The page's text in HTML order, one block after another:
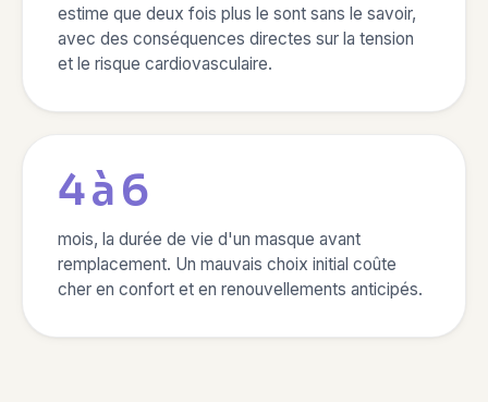
estime que deux fois plus le sont sans le savoir,
avec des conséquences directes sur la tension
et le risque cardiovasculaire.
4 à 6
mois, la durée de vie d'un masque avant
remplacement. Un mauvais choix initial coûte
cher en confort et en renouvellements anticipés.